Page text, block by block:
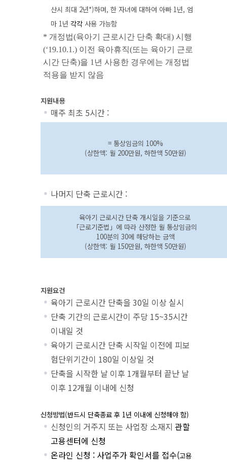
산시 최대 2년*)하며, 한 자녀에 대하여 아빠 1년, 엄
마 1년 각각 사용 가능함
* 개정법(육아기 근로시간 단축 확대) 시행
(‘19.10.1.) 이전 육아휴직(또는 육아기 근로
시간 단축)을 1 년 사용한 경우에는 개정법
적용을 받지 않음
지원내용
매주 최초 5시간 :
= 통상임금의 100%
(상한액: 월 200만원, 하한액 50만원)
나머지 단축 근로시간 :
육아기 근로시간 단축 개시일을 기준으로
「근로기준법」에 따라 산정한 월 통상임금의
100분의 30에 해당하는 금액
(상한액: 월 150만원, 하한액 50만원)
지원요건
육아기 근로시간 단축을 30일 이상 실시
단축 기간의 근로시간이 주당 15~35시간
이내일 것
육아기 근로시간 단축 시작일 이전에 피보
험단위기간이 180일 이상일 것
단축을 시작한 날 이후 1개월부터 끝난 날
이후 12개월 이내에 신청
신청방법(반드시 단축종료 후 1년 이내에 신청해야 함)
신청인의 거주지 또는 사업장 소재지 관할
고용센터에 신청
온라인 신청 : 사업주가 확인서를 접수(고용